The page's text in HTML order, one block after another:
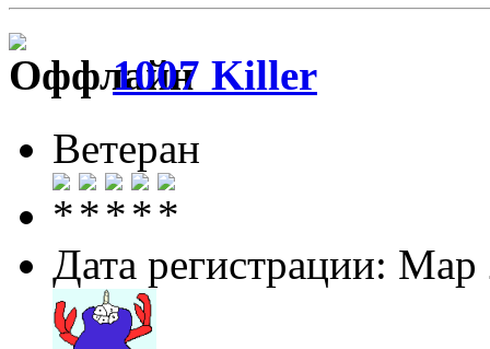
1007 Killer
Ветеран
Дата регистрации: Мар